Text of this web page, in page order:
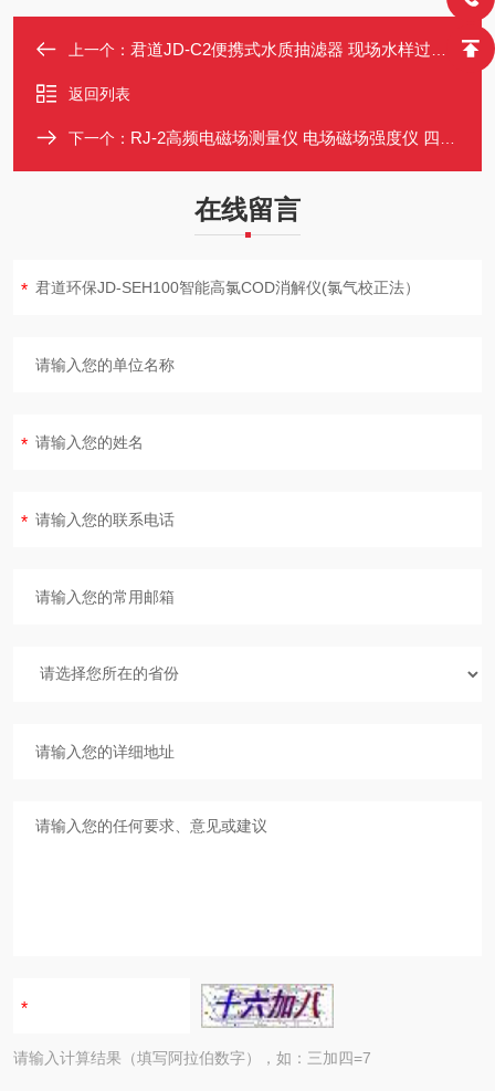
上一个： 君道JD-C2便携式水质抽滤器 现场水样过滤仪 适用于重金属/叶绿素a
返回列表
下一个： RJ-2高频电磁场测量仪 电场磁场强度仪 四档量程 中短波近区场强分析
在线留言
请输入计算结果（填写阿拉伯数字），如：三加四=7